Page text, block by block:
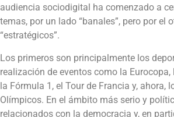
audiencia sociodigital ha comenzado a
temas, por un lado “banales”, pero por el
“estratégicos”.
Los primeros son principalmente los
realización de eventos como la Eurocopa,
la Fórmula 1, el Tour de Francia y, ahora,
Olímpicos. En el ámbito más serio y
relacionados con la democracia y, en